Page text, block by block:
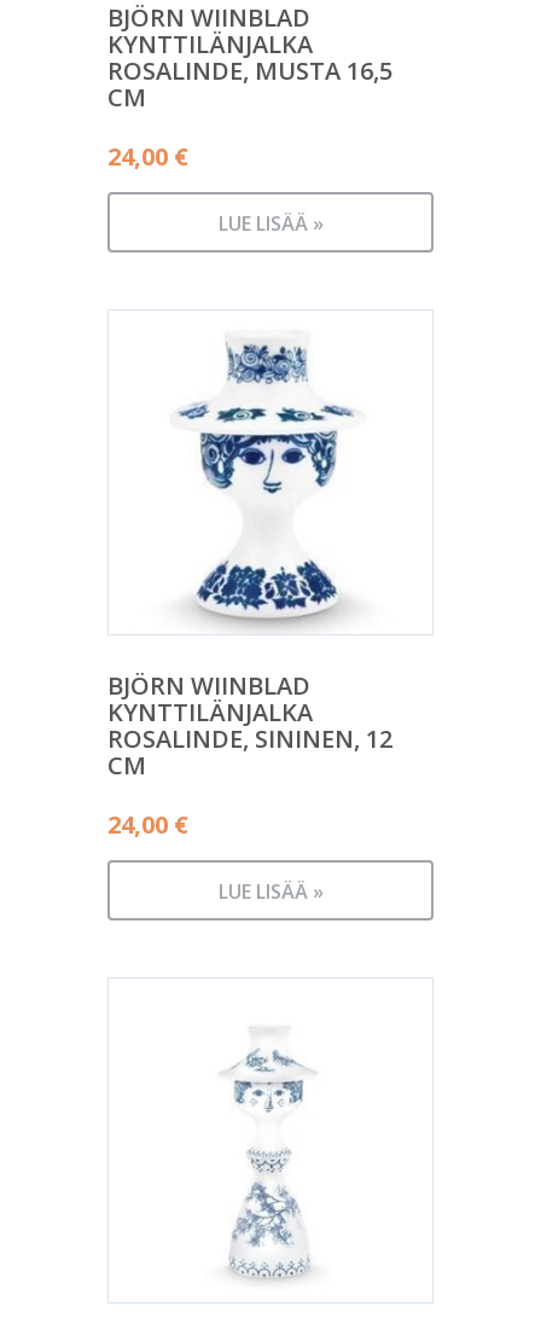
BJÖRN WIINBLAD
KYNTTILÄNJALKA
ROSALINDE, MUSTA 16,5
CM
24,00 €
LUE LISÄÄ »
BJÖRN WIINBLAD
KYNTTILÄNJALKA
ROSALINDE, SININEN, 12
CM
24,00 €
LUE LISÄÄ »